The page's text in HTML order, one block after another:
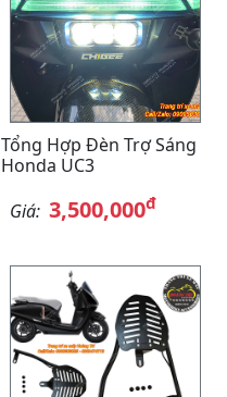
Tổng Hợp Đèn Trợ Sáng
Honda UC3
Giá: 3,500,000đ